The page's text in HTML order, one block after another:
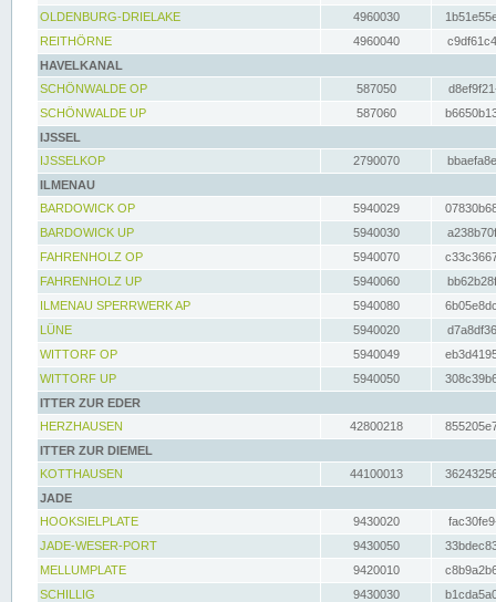
OLDENBURG-DRIELAKE
4960030
REITHÖRNE
4960040
HAVELKANAL
SCHÖNWALDE OP
587050
SCHÖNWALDE UP
587060
IJSSEL
IJSSELKOP
2790070
ILMENAU
BARDOWICK OP
5940029
BARDOWICK UP
5940030
FAHRENHOLZ OP
5940070
FAHRENHOLZ UP
5940060
ILMENAU SPERRWERK AP
5940080
LÜNE
5940020
WITTORF OP
5940049
WITTORF UP
5940050
ITTER ZUR EDER
HERZHAUSEN
42800218
ITTER ZUR DIEMEL
KOTTHAUSEN
44100013
JADE
HOOKSIELPLATE
9430020
JADE-WESER-PORT
9430050
MELLUMPLATE
9420010
SCHILLIG
9430030